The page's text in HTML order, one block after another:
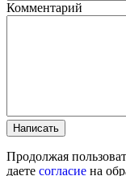
Комментарий
Написать
Продолжая
даете согласие на